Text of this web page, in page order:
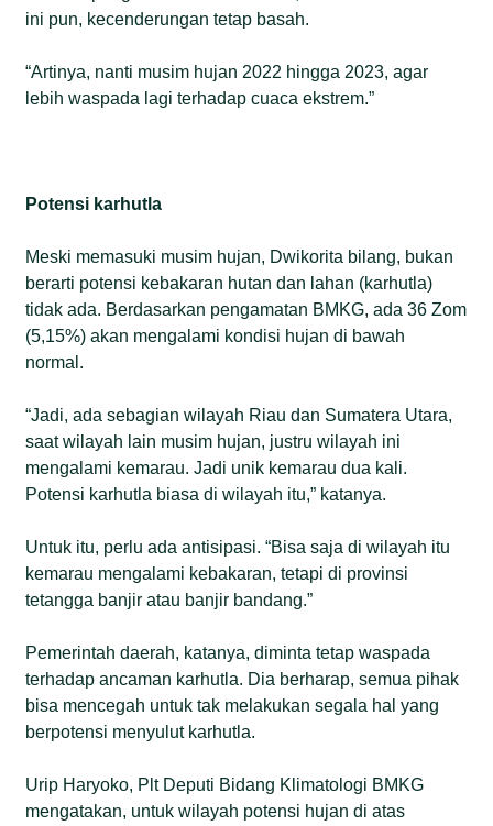
ini pun, kecenderungan tetap basah.
“Artinya, nanti musim hujan 2022 hingga 2023, agar
lebih waspada lagi terhadap cuaca ekstrem.”
Potensi karhutla
Meski memasuki musim hujan, Dwikorita bilang, bukan
berarti potensi kebakaran hutan dan lahan (karhutla)
tidak ada. Berdasarkan pengamatan BMKG, ada 36 Zom
(5,15%) akan mengalami kondisi hujan di bawah
normal.
“Jadi, ada sebagian wilayah Riau dan Sumatera Utara,
saat wilayah lain musim hujan, justru wilayah ini
mengalami kemarau. Jadi unik kemarau dua kali.
Potensi karhutla biasa di wilayah itu,” katanya.
Untuk itu, perlu ada antisipasi. “Bisa saja di wilayah itu
kemarau mengalami kebakaran, tetapi di provinsi
tetangga banjir atau banjir bandang.”
Pemerintah daerah, katanya, diminta tetap waspada
terhadap ancaman karhutla. Dia berharap, semua pihak
bisa mencegah untuk tak melakukan segala hal yang
berpotensi menyulut karhutla.
Urip Haryoko, Plt Deputi Bidang Klimatologi BMKG
mengatakan, untuk wilayah potensi hujan di atas